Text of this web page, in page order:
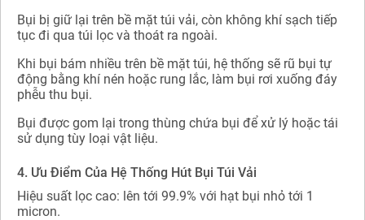
Bụi bị giữ lại trên bề mặt túi vải, còn không khí sạch tiếp
tục đi qua túi lọc và thoát ra ngoài.
Khi bụi bám nhiều trên bề mặt túi, hệ thống sẽ rũ bụi tự
động bằng khí nén hoặc rung lắc, làm bụi rơi xuống đáy
phễu thu bụi.
Bụi được gom lại trong thùng chứa bụi để xử lý hoặc tái
sử dụng tùy loại vật liệu.
4. Ưu Điểm Của Hệ Thống Hút Bụi Túi Vải
Hiệu suất lọc cao: lên tới 99.9% với hạt bụi nhỏ tới 1
micron.